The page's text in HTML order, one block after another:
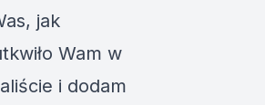
jak
Wam w
i dodam